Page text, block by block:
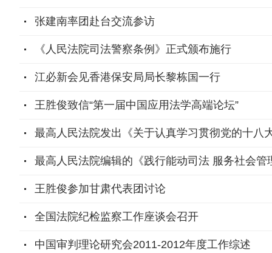
张建南率团赴台交流参访
《人民法院司法警察条例》正式颁布施行
江必新会见香港保安局局长黎栋国一行
王胜俊致信“第一届中国应用法学高端论坛”
最高人民法院发出《关于认真学习贯彻党的十八
最高人民法院编辑的《践行能动司法 服务社会管
王胜俊参加甘肃代表团讨论
全国法院纪检监察工作座谈会召开
中国审判理论研究会2011-2012年度工作综述